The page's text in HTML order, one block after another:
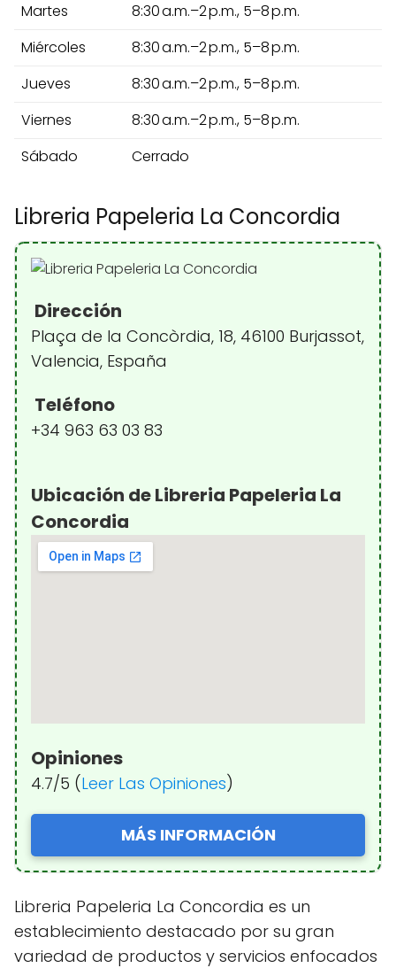
Martes
8:30 a.m.–2 p.m., 5–8 p.m.
Miércoles
8:30 a.m.–2 p.m., 5–8 p.m.
Jueves
8:30 a.m.–2 p.m., 5–8 p.m.
Viernes
8:30 a.m.–2 p.m., 5–8 p.m.
Sábado
Cerrado
Libreria Papeleria La Concordia
Dirección
Plaça de la Concòrdia, 18, 46100 Burjassot,
Valencia, España
Teléfono
+34 963 63 03 83
Ubicación de Libreria Papeleria La
Concordia
Opiniones
4.7/5 (Leer Las Opiniones)
MÁS INFORMACIÓN
Libreria Papeleria La Concordia es un
establecimiento destacado por su gran
variedad de productos y servicios enfocados